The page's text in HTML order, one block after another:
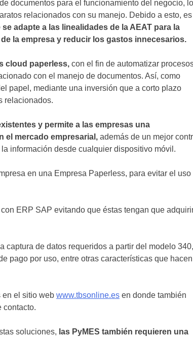
documentos para el funcionamiento del negocio, lo
relacionados con su manejo. Debido a esto, es
adapte a las linealidades de la AEAT para la
la empresa y reducir los gastos innecesarios.
cloud paperless, con el fin de automatizar
con el manejo de documentos. Así, como
papel, mediante una inversión que a corto plazo
relacionados.
y permite a las empresas una
el mercado empresarial, además de un mejor
información desde cualquier dispositivo móvil.
en una Empresa Paperless, para evitar el uso
ERP SAP evitando que éstas tengan que
captura de datos requeridos a partir del modelo 340,
pago por uso, entre otras características que hacen
en el sitio web www.tbsonline.es en donde también
contacto.
soluciones, las PyMES también requieren una